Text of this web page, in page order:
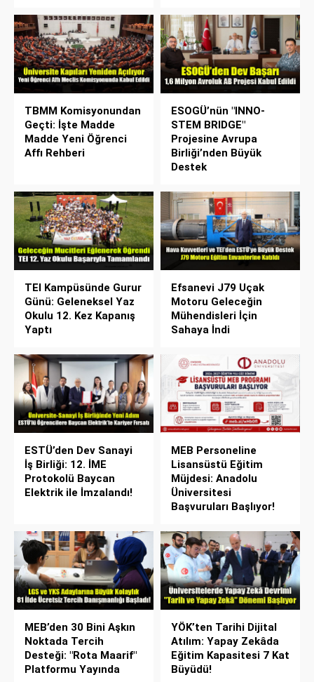
TBMM Komisyonundan
Geçti: İşte Madde
Madde Yeni Öğrenci
Affı Rehberi
ESOGÜ’nün "INNO-
STEM BRIDGE"
Projesine Avrupa
Birliği’nden Büyük
Destek
TEI Kampüsünde Gurur
Günü: Geleneksel Yaz
Okulu 12. Kez Kapanış
Yaptı
Efsanevi J79 Uçak
Motoru Geleceğin
Mühendisleri İçin
Sahaya İndi
ESTÜ’den Dev Sanayi
İş Birliği: 12. İME
Protokolü Baycan
Elektrik ile İmzalandı!
MEB Personeline
Lisansüstü Eğitim
Müjdesi: Anadolu
Üniversitesi
Başvuruları Başlıyor!
MEB’den 30 Bini Aşkın
Noktada Tercih
Desteği: "Rota Maarif"
Platformu Yayında
YÖK’ten Tarihi Dijital
Atılım: Yapay Zekâda
Eğitim Kapasitesi 7 Kat
Büyüdü!